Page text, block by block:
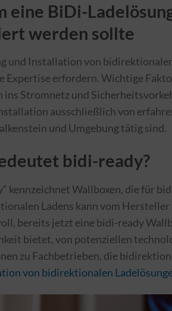
eine BiDi-
werden sollte
und Installation von
Expertise erfordern. Wichtige
ins Stromnetz und
ausschließlich von
und Umgebung tätig sind.
bidi-ready?
kennzeichnet Wallboxen, die für
Ladens kann vom
bereits jetzt eine bidi-ready
bietet, von potenziellen
zu Fachbetrieben, die
von bidirektionalen